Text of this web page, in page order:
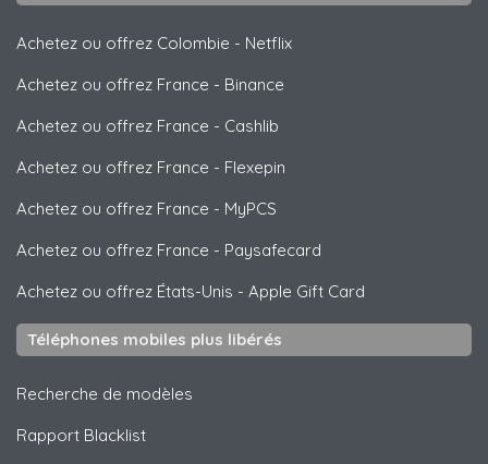
Achetez ou offrez Colombie - Netflix
Achetez ou offrez France - Binance
Achetez ou offrez France - Cashlib
Achetez ou offrez France - Flexepin
Achetez ou offrez France - MyPCS
Achetez ou offrez France - Paysafecard
Achetez ou offrez États-Unis - Apple Gift Card
Téléphones mobiles plus libérés
Recherche de modèles
Rapport Blacklist